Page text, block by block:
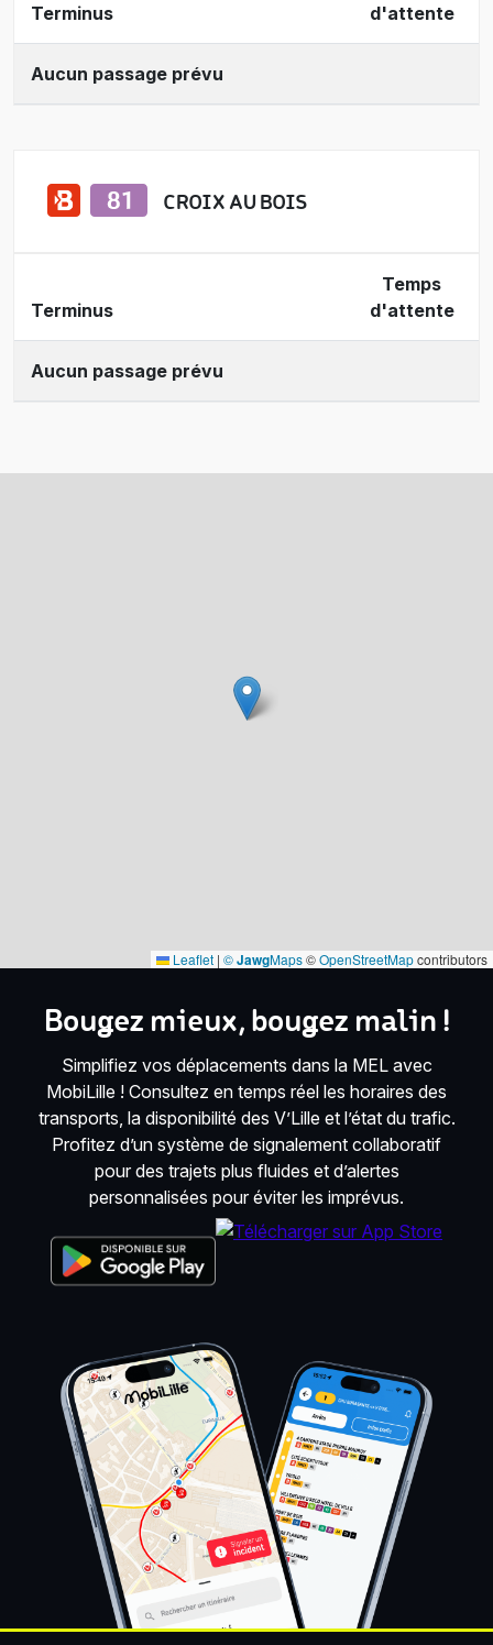
Terminus d'attente
Aucun passage prévu
CROIX AU BOIS
Terminus
Temps
d'attente
Aucun passage prévu
Leaflet | ©JawgMaps©OpenStreetMapcontributors
Bougez mieux, bougez malin !
Simplifiez vos déplacements dans la MEL avec
MobiLille ! Consultez en temps réel les horaires des
transports, la disponibilité des V’Lille et l’état du trafic.
Profitez d’un système de signalement collaboratif
pour des trajets plus fluides et d’alertes
personnalisées pour éviter les imprévus.